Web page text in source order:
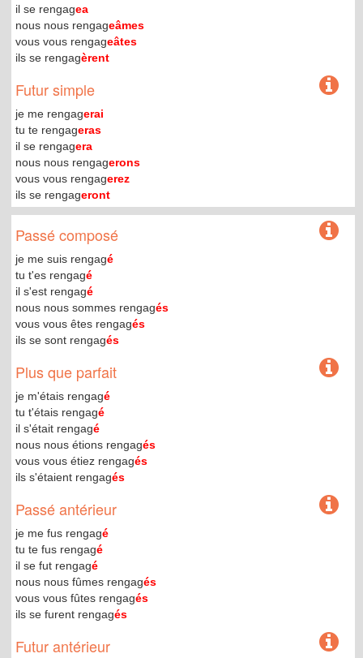
il se rengagea
nous nous rengageâmes
vous vous rengageâtes
ils se rengagèrent
Futur simple
je me rengagerai
tu te rengageras
il se rengagera
nous nous rengagerons
vous vous rengagerez
ils se rengageront
Passé composé
je me suis rengagé
tu t'es rengagé
il s'est rengagé
nous nous sommes rengagés
vous vous êtes rengagés
ils se sont rengagés
Plus que parfait
je m'étais rengagé
tu t'étais rengagé
il s'était rengagé
nous nous étions rengagés
vous vous étiez rengagés
ils s'étaient rengagés
Passé antérieur
je me fus rengagé
tu te fus rengagé
il se fut rengagé
nous nous fûmes rengagés
vous vous fûtes rengagés
ils se furent rengagés
Futur antérieur